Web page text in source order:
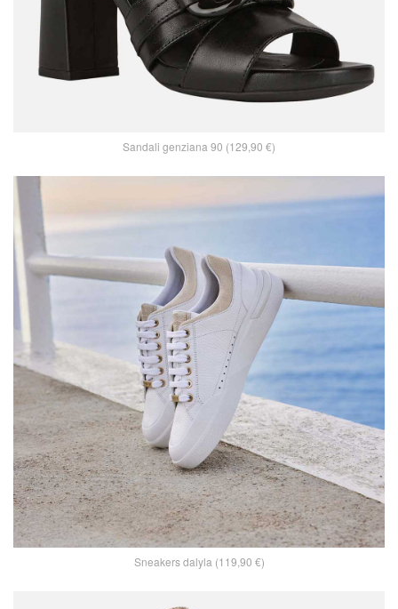
Sandali genziana 90 (129,90 €)
Sneakers dalyla (119,90 €)